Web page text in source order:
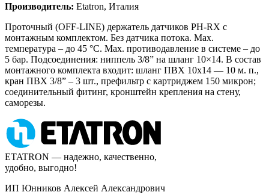
Производитель: Etatron, Италия
Проточный (OFF-LINE) держатель датчиков PH-RX с
монтажным комплектом. Без датчика потока. Max.
температура – до 45 °C. Max. противодавление в системе – до
5 бар. Подсоединения: ниппель 3/8” на шланг 10×14. В состав
монтажного комплекта входит: шланг ПВХ 10х14 — 10 м. п.,
кран ПВХ 3/8” – 3 шт., префильтр с картриджем 150 микрон;
соединительный фитинг, кронштейн крепления на стену,
саморезы.
ETATRON — надежно, качественно,
удобно, выгодно!
ИП Юнников Алексей Александрович